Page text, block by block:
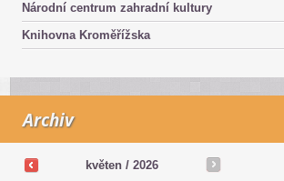
Národní centrum zahradní kultury
Knihovna Kroměřížska
Archiv
květen / 2026